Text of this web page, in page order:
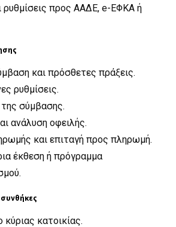
ρυθμίσεις προς ΑΑΔΕ, e-ΕΦΚΑ ή
και πρόσθετες πράξεις.
ρυθμίσεις.
σύμβασης.
ανάλυση οφειλής.
και επιταγή προς πληρωμή.
έκθεση ή πρόγραμμα
συνθήκες
κατοικίας.